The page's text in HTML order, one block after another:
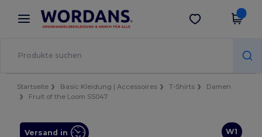
× Wordans App
Bessere Preise in der App!
App holen
Startseite Basic Kleidung | Accessoires T-Shirts
Damen
Fruit of the Loom SS047
W1
Versand in